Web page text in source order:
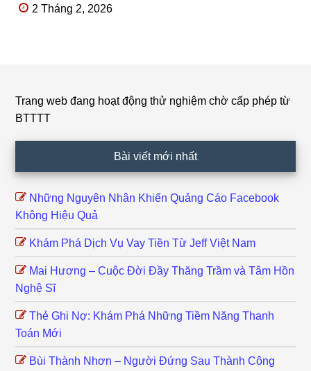
2 Tháng 2, 2026
Footer
Trang web đang hoạt động thử nghiệm chờ cấp phép từ
BTTTT
Bài viết mới nhất
Những Nguyên Nhân Khiến Quảng Cáo Facebook
Không Hiệu Quả
Khám Phá Dịch Vụ Vay Tiền Từ Jeff Việt Nam
Mai Hương – Cuộc Đời Đầy Thăng Trầm và Tâm Hồn
Nghệ Sĩ
Thẻ Ghi Nợ: Khám Phá Những Tiềm Năng Thanh
Toán Mới
Bùi Thành Nhơn – Người Đứng Sau Thành Công